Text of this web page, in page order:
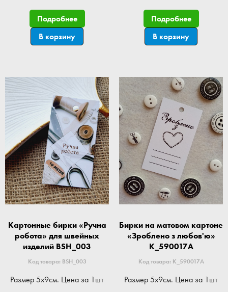
Подробнее
В корзину
Подробнее
В корзину
Картонные бирки «Ручна
робота» для швейных
изделий BSH_003
Код товара: BSH_003
Размер 5x9см. Цена за 1шт
Бирки на матовом картоне
«Зроблено з любов'ю»
K_590017A
Код товара: K_590017A
Размер 5x9см. Цена за 1шт